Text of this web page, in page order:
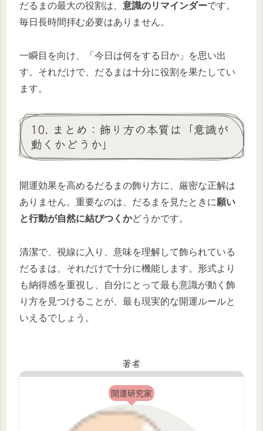
だるまの最大の役割は、 意識のリマインダーです。
毎日長時間拝む必要はありません。
一瞬目を向け、「今日は何をする日か」を思い出
す。それだけで、だるまは十分に役割を果たしてい
ます。
10. まとめ：飾り方の本質は「意識が
動くかどうか」
開運効果を高めるだるまの飾り方に、厳密な正解は
ありません。重要なのは、だるまを見たときに願い
と行動が自然に結びつくかどうかです。
清潔で、視線に入り、意味を理解して飾られている
だるまは、それだけで十分に機能します。形式より
も納得感を重視し、自分にとって最も意識が動く飾
り方を見つけることが、最も現実的な開運ルールと
いえるでしょう。
著者
開運研究家